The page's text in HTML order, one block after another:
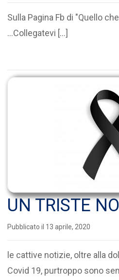
Sulla Pagina Fb di "Quello
...Collegatevi […]
UN TRISTE
Pubblicato il 13 aprile, 2020
le cattive notizie, oltre alla
Covid 19, purtroppo sono